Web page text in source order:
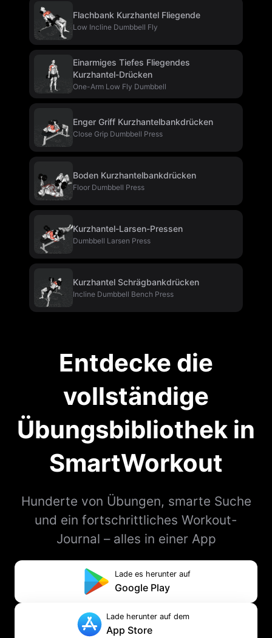
Flachbank Kurzhantel Fliegende
Low Incline Dumbbell Fly
Einarmiges Tiefes Fliegendes
Kurzhantel-Drücken
One-Arm Low Fly Dumbbell
Enger Griff Kurzhantelbankdrücken
Close Grip Dumbbell Press
Boden Kurzhantelbankdrücken
Floor Dumbbell Press
Kurzhantel-Larsen-Pressen
Dumbbell Larsen Press
Kurzhantel Schrägbankdrücken
Incline Dumbbell Bench Press
Entdecke die
vollständige
Übungsbibliothek in
SmartWorkout
Hunderte von Übungen, smarte Suche
und ein fortschrittliches Workout-
Journal – alles in einer App
Lade es herunter auf
Google Play
Lade herunter auf dem
App Store